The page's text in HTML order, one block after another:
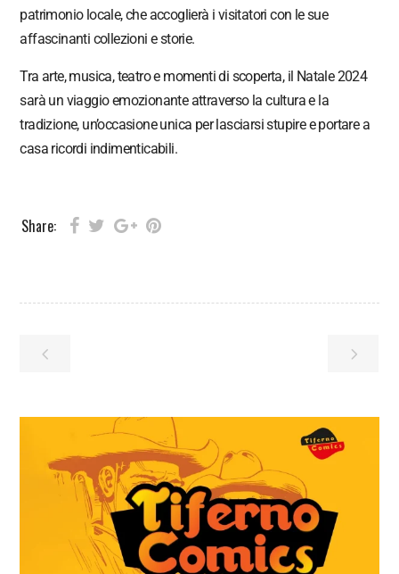
patrimonio locale, che accoglierà i visitatori con le sue
affascinanti collezioni e storie.
Tra arte, musica, teatro e momenti di scoperta, il Natale 2024
sarà un viaggio emozionante attraverso la cultura e la
tradizione, un’occasione unica per lasciarsi stupire e portare a
casa ricordi indimenticabili.
Share: